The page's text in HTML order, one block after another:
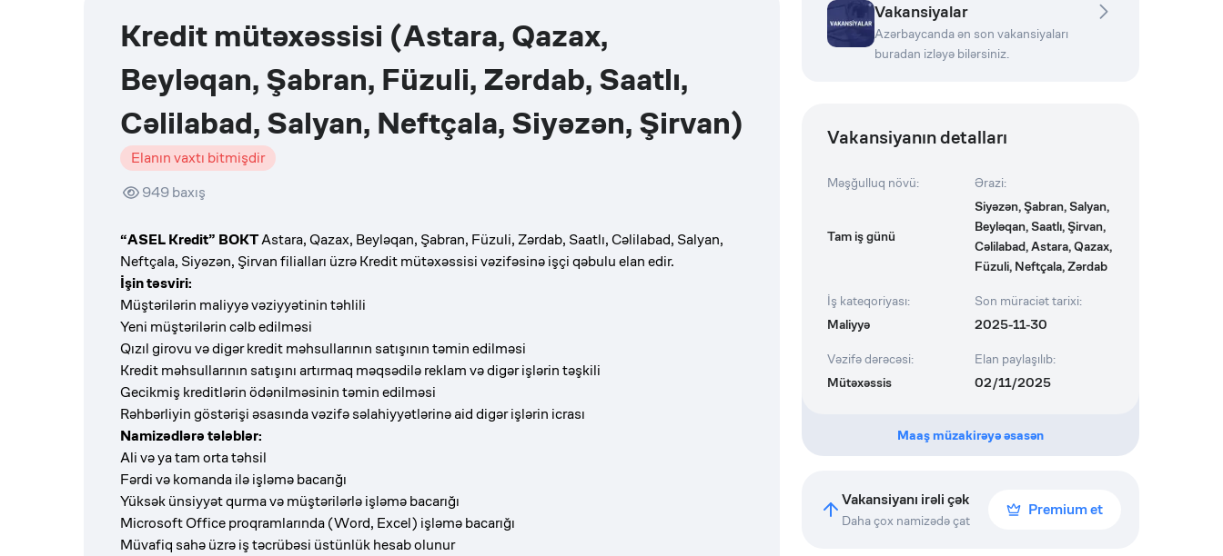
Kredit mütəxəssisi (Astara, Qazax,
Beyləqan, Şabran, Füzuli, Zərdab, Saatlı,
Cəlilabad, Salyan, Neftçala, Siyəzən, Şirvan)
Elanın vaxtı bitmişdir
949baxış
“ASEL Kredit” BOKTAstara, Qazax, Beyləqan, Şabran, Füzuli, Zərdab, Saatlı, Cəlilabad, Salyan,
Neftçala, Siyəzən, Şirvan filialları üzrə Kredit mütəxəssisi vəzifəsinə işçi qəbulu elan edir.
İşin təsviri:
Müştərilərin maliyyə vəziyyətinin təhlili
Yeni müştərilərin cəlb edilməsi
Qızıl girovu və digər kredit məhsullarının satışının təmin edilməsi
Kredit məhsullarının satışını artırmaq məqsədilə reklam və digər işlərin təşkili
Gecikmiş kreditlərin ödənilməsinin təmin edilməsi
Rəhbərliyin göstərişi əsasında vəzifə səlahiyyətlərinə aid digər işlərin icrası
Namizədlərə tələblər:
Ali və ya tam orta təhsil
Fərdi və komanda ilə işləmə bacarığı
Yüksək ünsiyyət qurma və müştərilərlə işləmə bacarığı
Microsoft Office proqramlarında (Word, Excel) işləmə bacarığı
Müvafiq sahə üzrə iş təcrübəsi üstünlük hesab olunur
Vakansiyalar
Azərbaycanda ən son vakansiyaları
buradan izləyə bilərsiniz.
Vakansiyanın detalları
Məşğulluq növü:
Tam iş günü
Ərazi:
Siyəzən, Şabran, Salyan,
Beyləqan, Saatlı, Şirvan,
Cəlilabad, Astara, Qazax,
Füzuli, Neftçala, Zərdab
İş kateqoriyası:
Maliyyə
Son müraciət tarixi:
2025-11-30
Vəzifə dərəcəsi:
Mütəxəssis
Elan paylaşılıb:
02/11/2025
Maaş müzakirəyə əsasən
Vakansiyanı irəli çək
Daha çox namizədə çat
Premium et